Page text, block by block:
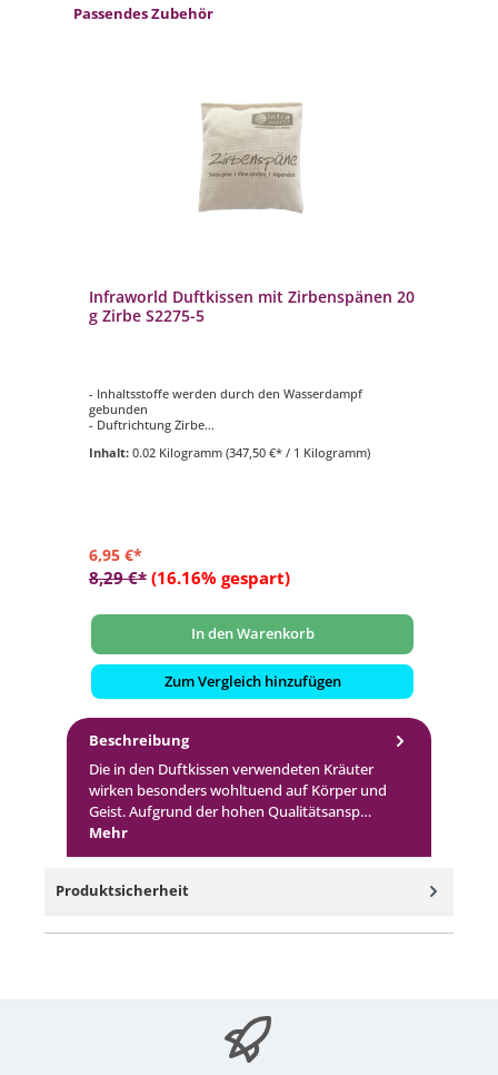
Produktgalerie überspringen
Passendes Zubehör
Infraworld Duftkissen mit Zirbenspänen 20
g Zirbe S2275-5
- Inhaltsstoffe werden durch den Wasserdampf
gebunden
- Duftrichtung Zirbe
- Füllmenge 20 g
Inhalt: 0.02 Kilogramm (347,50 €* / 1 Kilogramm)
6,95 €*
8,29 €* (16.16% gespart)
In den Warenkorb
Zum Vergleich hinzufügen
Beschreibung
Die in den Duftkissen verwendeten Kräuter
wirken besonders wohltuend auf Körper und
Geist. Aufgrund der hohen Qualitätsansp…
Mehr
Produktsicherheit